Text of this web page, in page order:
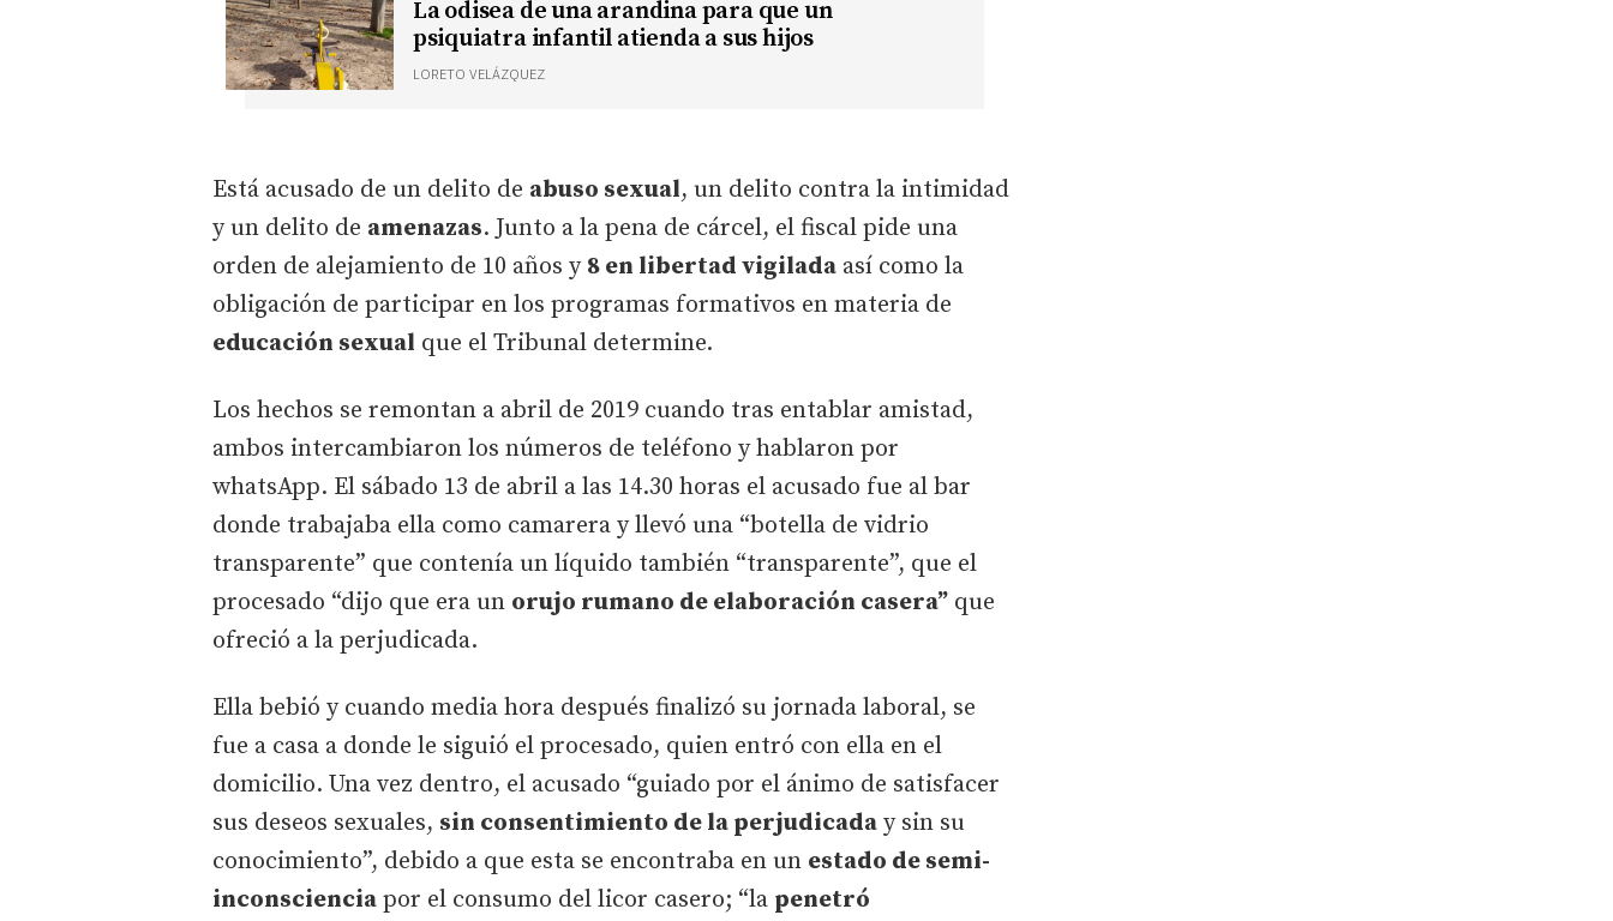
La odisea de una arandina para que un
psiquiatra infantil atienda a sus hijos
LORETO VELÁZQUEZ
Está acusado de un delito de abuso sexual, un delito contra la intimidad
y un delito de amenazas. Junto a la pena de cárcel, el fiscal pide una
orden de alejamiento de 10 años y 8 en libertad vigilada así como la
obligación de participar en los programas formativos en materia de
educación sexual que el Tribunal determine.
Los hechos se remontan a abril de 2019 cuando tras entablar amistad,
ambos intercambiaron los números de teléfono y hablaron por
whatsApp. El sábado 13 de abril a las 14.30 horas el acusado fue al bar
donde trabajaba ella como camarera y llevó una “botella de vidrio
transparente” que contenía un líquido también “transparente”, que el
procesado “dijo que era un orujo rumano de elaboración casera” que
ofreció a la perjudicada.
Ella bebió y cuando media hora después finalizó su jornada laboral, se
fue a casa a donde le siguió el procesado, quien entró con ella en el
domicilio. Una vez dentro, el acusado “guiado por el ánimo de satisfacer
sus deseos sexuales, sin consentimiento de la perjudicada y sin su
conocimiento”, debido a que esta se encontraba en un estado de semi-
inconsciencia por el consumo del licor casero; “la penetró